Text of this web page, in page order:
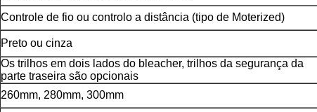
Controle de fio ou controlo a distância (tipo de Moterized)
Preto ou cinza
Os trilhos em dois lados do bleacher, trilhos da segurança da
parte traseira são opcionais
260mm, 280mm, 300mm